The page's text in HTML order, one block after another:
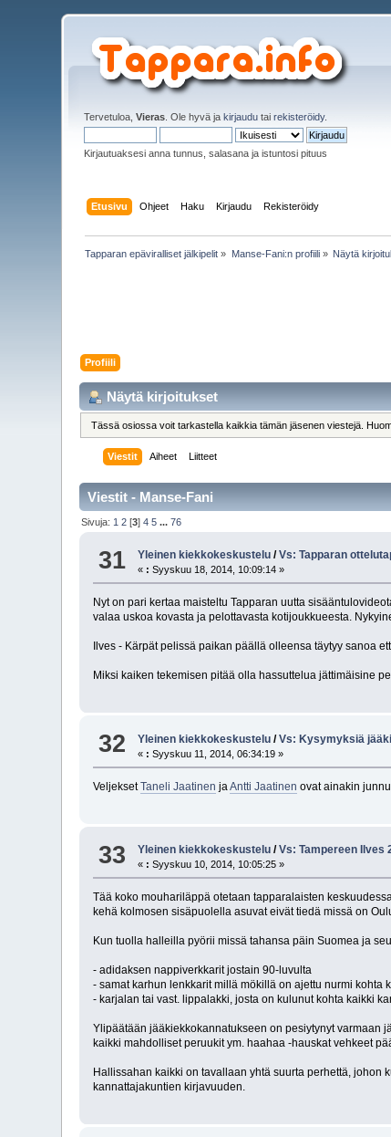
Tervetuloa,Vieras . Ole hyvä jakirjaudu tairekisteröidy.
Kirjautuaksesi anna tunnus, salasana ja istuntosi pituus
Etusivu Ohjeet Haku Kirjaudu Rekisteröidy
Tapparan epäviralliset jälkipelit » Manse-Fani:n profiili» Näytä
Profiili
Näytä kirjoitukset
Tässä osiossa voit tarkastella kaikkia tämän jäsenen viestejä.
Viestit Aiheet Liitteet
Viestit - Manse-Fani
Sivuja: 1 2 [3]4 5 ...76
31 Yleinen kiekkokeskustelu /Vs: Tapparan
« : Syyskuu 18, 2014, 10:09:14 »
Nyt on pari kertaa maisteltu Tapparan uutta
valaa uskoa kovasta ja pelottavasta kotijoukkueesta.
Ilves - Kärpät pelissä paikan päällä olleensa täytyy sanoa
Miksi kaiken tekemisen pitää olla hassuttelua jättimäisine
32 Yleinen kiekkokeskustelu /Vs: Kysymyksiä
« : Syyskuu 11, 2014, 06:34:19 »
VeljeksetTaneli Jaatinen jaAntti Jaatinen ovat ainakin
33 Yleinen kiekkokeskustelu /Vs: Tampereen Ilves
« : Syyskuu 10, 2014, 10:05:25 »
Tää koko mouhariläppä otetaan tapparalaisten
kehä kolmosen sisäpuolella asuvat eivät tiedä missä on
Kun tuolla halleilla pyörii missä tahansa päin Suomea ja
- adidaksen nappiverkkarit jostain 90-luvulta
- samat karhun lenkkarit millä mökillä on ajettu nurmi kohta
- karjalan tai vast. lippalakki, josta on kulunut kohta kaikki
Ylipäätään jääkiekkokannatukseen on pesiytynyt varmaan
kaikki mahdolliset peruukit ym. haahaa -hauskat vehkeet
Hallissahan kaikki on tavallaan yhtä suurta perhettä,
kannattajakuntien kirjavuuden.